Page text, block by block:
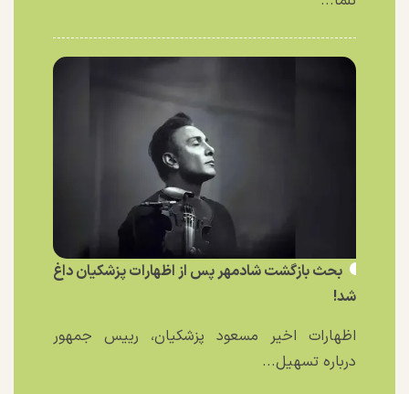
بحث بازگشت شادمهر پس از اظهارات پزشکیان داغ
شد!
اظهارات اخیر مسعود پزشکیان، رییس جمهور
درباره تسهیل...